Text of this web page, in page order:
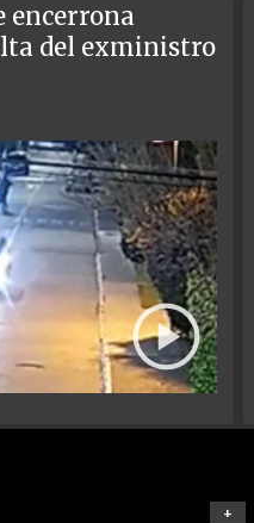
encerrona
del exministro
+